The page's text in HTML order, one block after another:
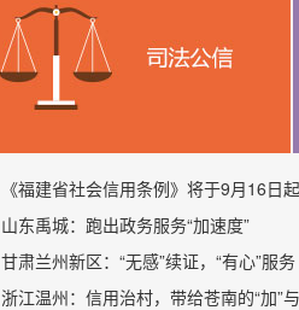
《福建省社会信用条例》将于9月16日
山东禹城：跑出政务服务“加速度”
甘肃兰州新区：“无感”续证，“有心”服务
浙江温州：信用治村，带给苍南的“加”